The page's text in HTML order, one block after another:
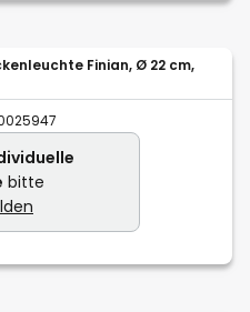
Finian, Ø 22 cm,
bitte